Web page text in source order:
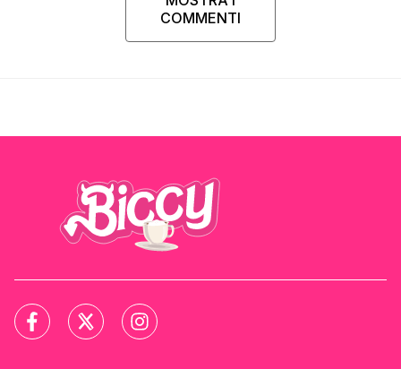
COMMENTI